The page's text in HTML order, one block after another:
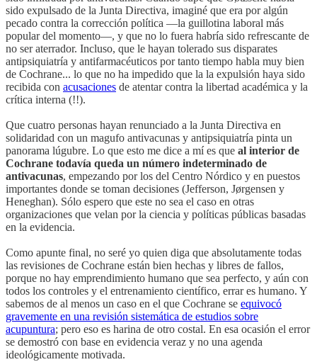
sido expulsado de la Junta Directiva, imaginé que era por algún
pecado contra la corrección política —la guillotina laboral más
popular del momento—, y que no lo fuera habría sido refrescante de
no ser aterrador. Incluso, que le hayan tolerado sus disparates
antipsiquiatría y antifarmacéuticos por tanto tiempo habla muy bien
de Cochrane... lo que no ha impedido que la la expulsión haya sido
recibida con acusaciones de atentar contra la libertad académica y la
crítica interna (!!).
Que cuatro personas hayan renunciado a la Junta Directiva en
solidaridad con un magufo antivacunas y antipsiquiatría pinta un
panorama lúgubre. Lo que esto me dice a mí es que al interior de
Cochrane todavía queda un número indeterminado de
antivacunas, empezando por los del Centro Nórdico y en puestos
importantes donde se toman decisiones (Jefferson, Jørgensen y
Heneghan). Sólo espero que este no sea el caso en otras
organizaciones que velan por la ciencia y políticas públicas basadas
en la evidencia.
Como apunte final, no seré yo quien diga que absolutamente todas
las revisiones de Cochrane están bien hechas y libres de fallos,
porque no hay emprendimiento humano que sea perfecto, y aún con
todos los controles y el entrenamiento científico, errar es humano. Y
sabemos de al menos un caso en el que Cochrane se equivocó
gravemente en una revisión sistemática de estudios sobre
acupuntura; pero eso es harina de otro costal. En esa ocasión el error
se demostró con base en evidencia veraz y no una agenda
ideológicamente motivada.